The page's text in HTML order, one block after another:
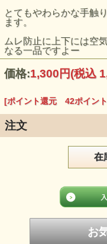
とてもやわらかな手触
ます。
ムレ防止に上下には空
なる一品ですよー
価格:1,300円(税込
[ポイント還元 42ポイン
注文
在